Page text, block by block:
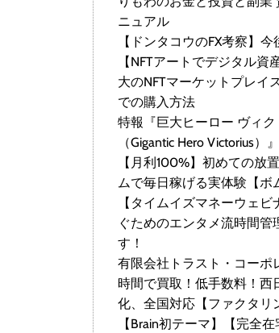
ニュアル
【ドンタコウのFX考察】
【NFTアートでデジタル資
大のNFTマーケットプレイ
での購入方法
特報『巨大ヒーロー ヴィク
（Gigantic Hero Victorius）
【月利100%】初めての放
ムで毎日稼げる実体験【ボ
【タイムイズマネーウェ
ぐためのエンタメ流時間管
す！
有限会社トラスト・コーポ
時間で買取！低手数料！西
化、全国対応【ファクタリ
【Brain初テーマ】【完全